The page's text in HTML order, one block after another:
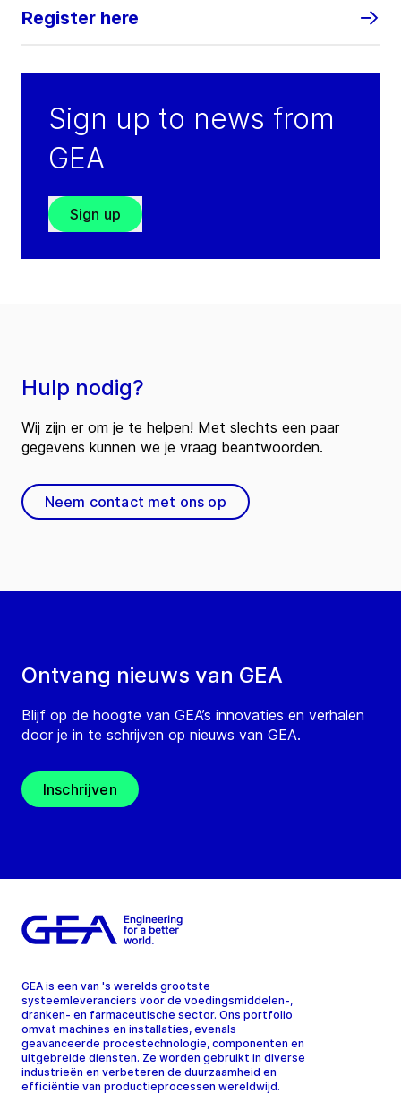
Register here
Sign up to news from
GEA
Sign up
Ontvang nieuws van GEA
Blijf op de hoogte van GEA’s innovaties en verhalen
door je in te schrijven op nieuws van GEA.
Inschrijven
Hulp nodig?
Wij zijn er om je te helpen! Met slechts een paar
gegevens kunnen we je vraag beantwoorden.
Neem contact met ons op
GEA is een van 's werelds grootste
systeemleveranciers voor de voedingsmiddelen-,
dranken- en farmaceutische sector. Ons portfolio
omvat machines en installaties, evenals
geavanceerde procestechnologie, componenten en
uitgebreide diensten. Ze worden gebruikt in diverse
industrieën en verbeteren de duurzaamheid en
efficiëntie van productieprocessen wereldwijd.